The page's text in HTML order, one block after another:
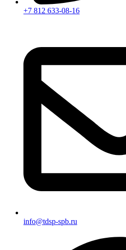
+7 812 633-08-16
info@tdsp-spb.ru